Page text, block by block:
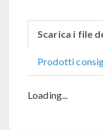
Scarica i file
Prodotti
Loading...